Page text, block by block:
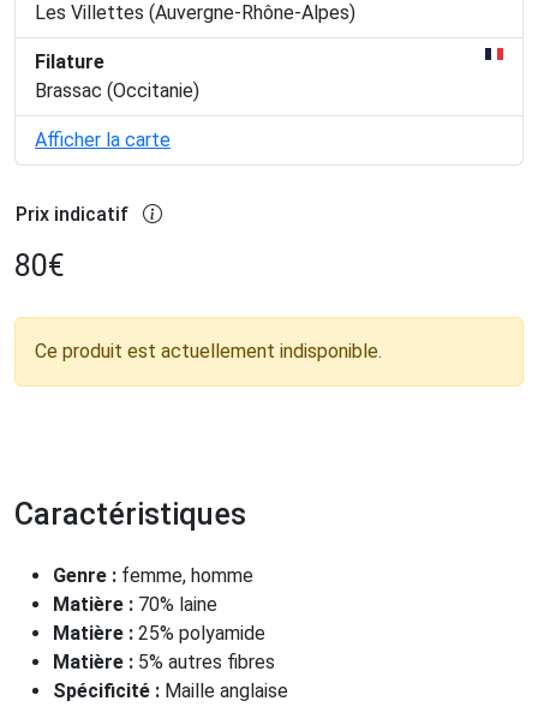
Les Villettes (Auvergne-Rhône-Alpes)
Filature
Brassac (Occitanie)
Afficher la carte
Prix indicatif
80€
Ce produit est actuellement indisponible.
Caractéristiques
Genre : femme, homme
Matière : 70% laine
Matière : 25% polyamide
Matière : 5% autres fibres
Spécificité : Maille anglaise